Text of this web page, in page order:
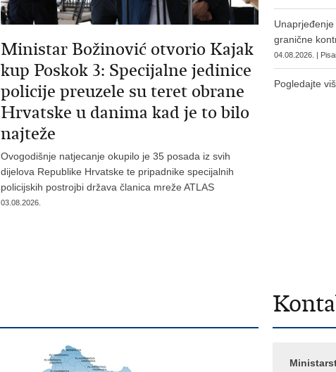
Ministar Božinović otvorio Kajak
kup Poskok 3: Specijalne jedinice
policije preuzele su teret obrane
Hrvatske u danima kad je to bilo
najteže
Ovogodišnje natjecanje okupilo je 35 posada iz svih
dijelova Republike Hrvatske te pripadnike specijalnih
policijskih postrojbi država članica mreže ATLAS
03.08.2026.
granične
04.08.2026. |
Pogledajte